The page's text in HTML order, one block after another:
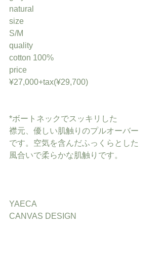
natural
size
S/M
quality
cotton 100%
price
¥27,000+tax(¥29,700)
*ボートネックでスッキリした
襟元、優しい肌触りのプルオーバー
です。空気を含んだふっくらとした
風合いで柔らかな肌触りです。
YAECA
CANVAS DESIGN